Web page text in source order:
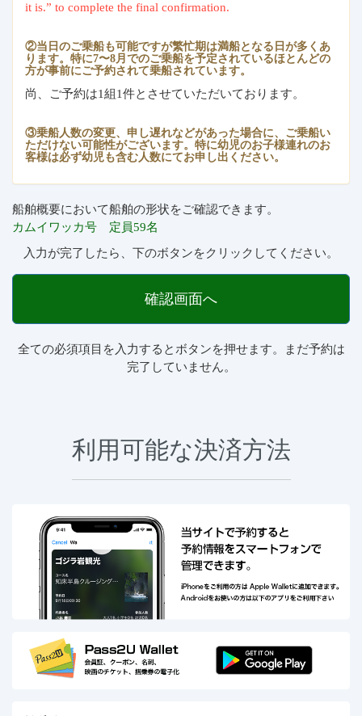
it is.” to complete the final confirmation.
②当日のご乗船も可能ですが繁忙期は満船となる日が多くあ
ります。特に7〜8月でのご乗船を予定されているほとんどの
方が事前にご予約されて乗船されています。
尚、ご予約は1組1件とさせていただいております。
③乗船人数の変更、申し遅れなどがあった場合に、ご乗船い
ただけない可能性がございます。特に幼児のお子様連れのお
客様は必ず幼児も含む人数にてお申し出ください。
船舶概要において船舶の形状をご確認できます。
カムイワッカ号 定員59名
入力が完了したら、下のボタンをクリックしてください。
確認画面へ
全ての必須項目を入力するとボタンを押せます。まだ予約は
完了していません。
利用可能な決済方法